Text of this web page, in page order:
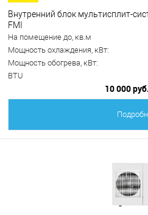
Внутренний блок мультисплит-
FMI
На помещение до, кв.м
Мощность охлаждения, кВт:
Мощность обогрева, кВт:
BTU
10 000 руб.